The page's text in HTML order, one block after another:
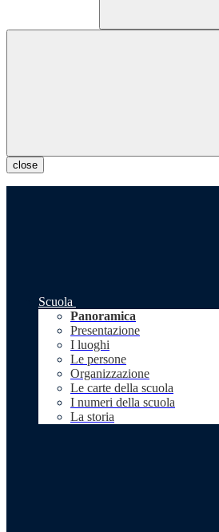
close
Scuola
Panoramica
Presentazione
I luoghi
Le persone
Organizzazione
Le carte della scuola
I numeri della scuola
La storia